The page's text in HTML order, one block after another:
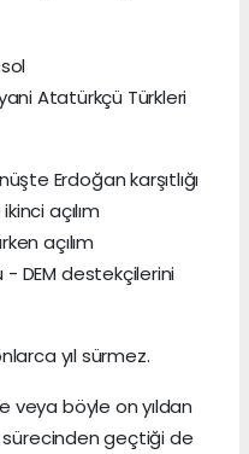
Atatürkçü Türkleri
Erdoğan karşıtlığı
açılım
açılım
DEM destekçilerini
yıl sürmez.
veya böyle on yıldan
sürecinden geçtiği de